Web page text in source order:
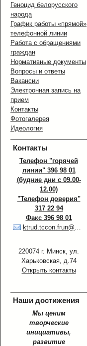
Геноцид белорусского
народа
График работы «прямой»
телефонной линии
Работа с обращениями
граждан
Нормативные документы
Вопросы и ответы
Вакансии
Электронная запись на
прием
Контакты
Фотогалерея
Идеология
Контакты
Телефон "горячей
линии" 396 98 01
(будние дни с 09.00-
12.00)
"Телефон доверия"
317 22 94
Факс 396 98 01
ktrud.tccon.frun@minsk.gov.by
220074 г. Минск, ул.
Харьковская, д.74
Открыть контакты
Наши достижения
Мы ценим
творческие
инициативы,
развитие